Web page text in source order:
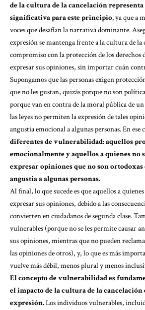
de la cultura de la cancelación representa
significativa para este principio,ya que a
voces que desafían la narrativa dominante.
expresión se mantenga frente a la cultura de
compromiso con la protección de los derechos
expresar sus opiniones, sin importar cuán
Supongamos que las personas exigen
que no les gustan, quizás porque no son
porque van en contra de la moral pública de
las leyes no permiten la expresión de tales
angustia emocional a algunas personas. En ese
diferentes de vulnerabilidad: aquellos
emocionalmente y aquellos a quienes no
expresar opiniones que no son
angustia a algunas personas.
Al final, lo que sucede es que aquellos a
expresar sus opiniones, debido a las
convierten en ciudadanos de segunda clase.
vulnerables (porque no se les permite causar
sus opiniones, mientras que no pueden
las opiniones de otros), y, lo que es más
vuelve más débil, menos plural y menos
El concepto de vulnerabilidad es
el impacto de la cultura de la cancelación
expresión.Los individuos vulnerables,